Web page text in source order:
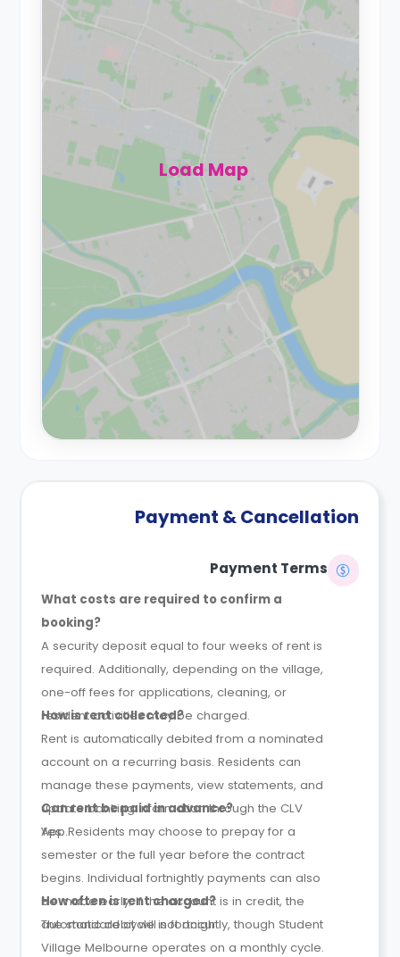
Load Map
Payment & Cancellation
Payment Terms
What costs are required to confirm a
booking?
A security deposit equal to four weeks of rent is
required. Additionally, depending on the village,
one-off fees for applications, cleaning, or
resident activities may be charged.
How is rent collected?
Rent is automatically debited from a nominated
account on a recurring basis. Residents can
manage these payments, view statements, and
update banking information through the CLV
App.
Can rent be paid in advance?
Yes. Residents may choose to prepay for a
semester or the full year before the contract
begins. Individual fortnightly payments can also
be made early; if the account is in credit, the
automatic debit will not occur.
How often is rent charged?
The standard cycle is fortnightly, though Student
Village Melbourne operates on a monthly cycle.